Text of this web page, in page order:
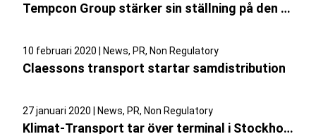
Tempcon Group stärker sin ställning på den svenska marknaden med nytt förvärv i Göteborg
10 februari 2020 | News, PR, Non Regulatory
Claessons transport startar samdistribution
27 januari 2020 | News, PR, Non Regulatory
Klimat-Transport tar över terminal i Stockholm